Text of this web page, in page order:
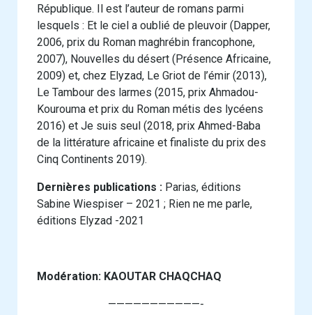
République. Il est l’auteur de romans parmi
lesquels : Et le ciel a oublié de pleuvoir (Dapper,
2006, prix du Roman maghrébin francophone,
2007), Nouvelles du désert (Présence Africaine,
2009) et, chez Elyzad, Le Griot de l’émir (2013),
Le Tambour des larmes (2015, prix Ahmadou-
Kourouma et prix du Roman métis des lycéens
2016) et Je suis seul (2018, prix Ahmed-Baba
de la littérature africaine et finaliste du prix des
Cinq Continents 2019).
Dernières publications : Parias, éditions
Sabine Wiespiser – 2021 ; Rien ne me parle,
éditions Elyzad -2021
Modération: KAOUTAR CHAQCHAQ
———————————-